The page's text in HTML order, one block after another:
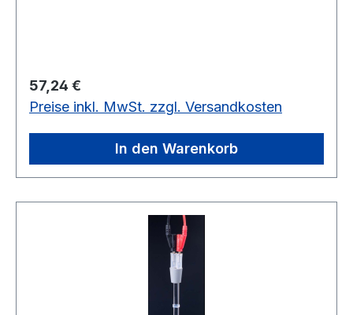
Regulärer Preis:
57,24 €
Preise inkl. MwSt. zzgl. Versandkosten
In den Warenkorb